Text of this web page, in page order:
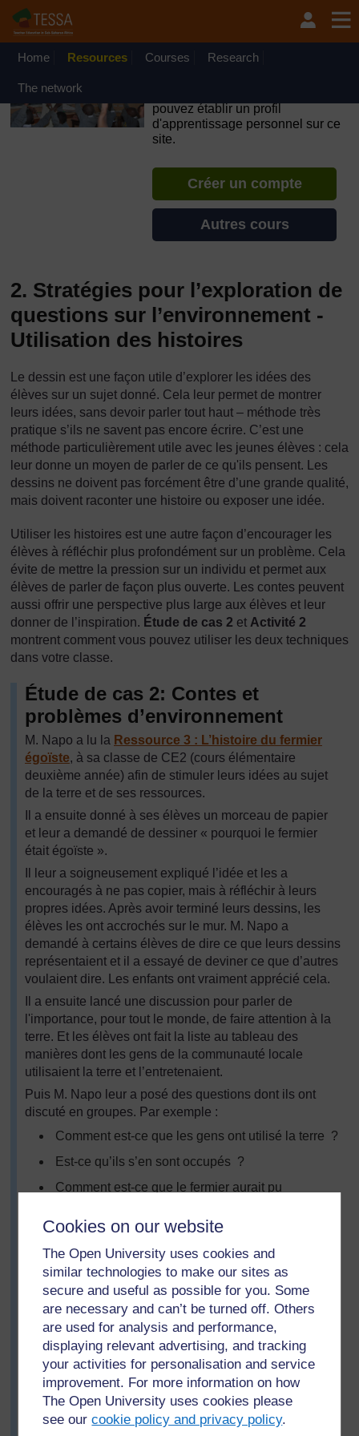
Cookies on our website
The Open University uses cookies and
similar technologies to make our sites as
secure and useful as possible for you. Some
are necessary and can’t be turned off. Others
are used for analysis and performance,
displaying relevant advertising, and tracking
your activities for personalisation and service
improvement. For more information on how
The Open University uses cookies please
see ourcookie policy and privacy policy.
Passer au contenu principal
OpenLearn Create will be unavailable on Wednesday 12
August 2026 from 8am to 10.30am (GMT) due to routine
Home Resources Courses Research
The network
pouvez établir un profil
d'apprentissage personnel sur ce
site.
Créer un compte
Autres cours
2. Stratégies pour l’exploration de
questions sur l’environnement -
Utilisation des histoires
Le dessin est une façon utile d’explorer les idées des
élèves sur un sujet donné. Cela leur permet de montrer
leurs idées, sans devoir parler tout haut – méthode très
pratique s’ils ne savent pas encore écrire. C’est une
méthode particulièrement utile avec les jeunes élèves : cela
leur donne un moyen de parler de ce qu'ils pensent. Les
dessins ne doivent pas forcément être d’une grande qualité,
mais doivent raconter une histoire ou exposer une idée.
Utiliser les histoires est une autre façon d’encourager les
élèves à réfléchir plus profondément sur un problème. Cela
évite de mettre la pression sur un individu et permet aux
élèves de parler de façon plus ouverte. Les contes peuvent
aussi offrir une perspective plus large aux élèves et leur
donner de l’inspiration. Étude de cas 2 et Activité 2
montrent comment vous pouvez utiliser les deux techniques
dans votre classe.
Étude de cas 2: Contes et
problèmes d’environnement
M. Napo a lu la Ressource 3 : L’histoire du fermier
égoïste, à sa classe de CE2 (cours élémentaire
deuxième année) afin de stimuler leurs idées au sujet
de la terre et de ses ressources.
Il a ensuite donné à ses élèves un morceau de papier
et leur a demandé de dessiner « pourquoi le fermier
était égoïste ».
Il leur a soigneusement expliqué l’idée et les a
encouragés à ne pas copier, mais à réfléchir à leurs
propres idées. Après avoir terminé leurs dessins, les
élèves les ont accrochés sur le mur. M. Napo a
demandé à certains élèves de dire ce que leurs dessins
représentaient et il a essayé de deviner ce que d’autres
voulaient dire. Les enfants ont vraiment apprécié cela.
Il a ensuite lancé une discussion pour parler de
l'importance, pour tout le monde, de faire attention à la
terre. Et les élèves ont fait la liste au tableau des
manières dont les gens de la communauté locale
utilisaient la terre et l’entretenaient.
Puis M. Napo leur a posé des questions dont ils ont
discuté en groupes. Par exemple :
Comment est-ce que les gens ont utilisé la terre ?
Est-ce qu’ils s’en sont occupés ?
Comment est-ce que le fermier aurait pu
Qui faisait le travail ?
Est-ce que la terre était productive ? Si oui,
pourquoi ? Si non, pourquoi pas ?
Comment peut-on améliorer la façon dont on
s’occupe de la terre ?
D'autres questions se trouvent dans laRessource 4 :
Questions concernant l’utilisation de la terre.
Avec la classe entière, ils ont réfléchi à toutes ces
questions et ont partagé des idées.
À la fin de la journée, M. Napo a demandé aux élèves